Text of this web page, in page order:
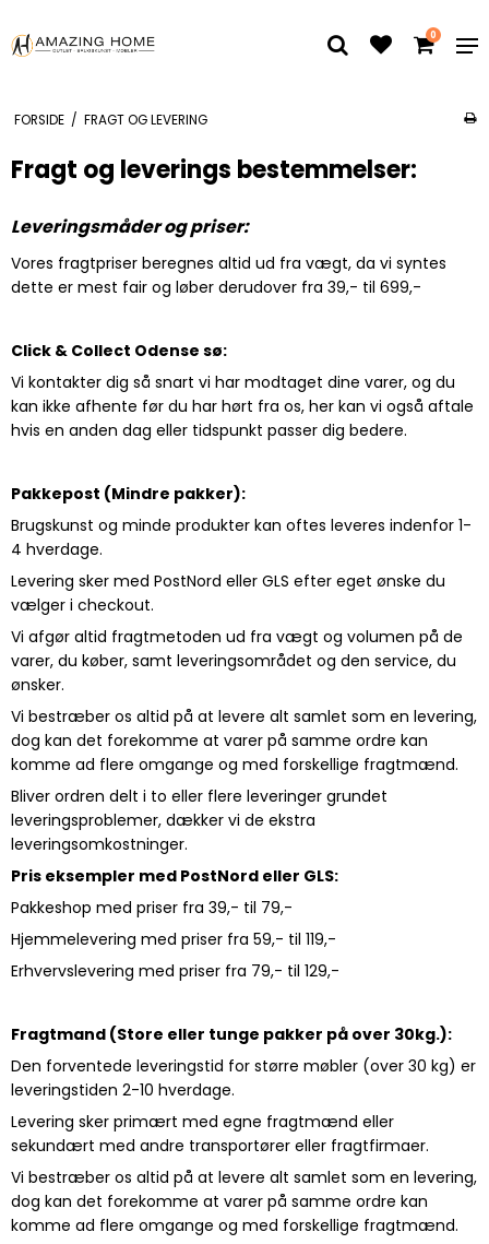
0
FORSIDE / FRAGT OG LEVERING
Fragt og leverings bestemmelser:
Leveringsmåder og priser:
Vores fragtpriser beregnes altid ud fra vægt, da vi syntes
dette er mest fair og løber derudover fra 39,- til 699,-
Click & Collect Odense sø:
Vi kontakter dig så snart vi har modtaget dine varer, og du
kan ikke afhente før du har hørt fra os, her kan vi også aftale
hvis en anden dag eller tidspunkt passer dig bedere.
Pakkepost (Mindre pakker):
Brugskunst og minde produkter kan oftes leveres indenfor 1-
4 hverdage.
Levering sker med PostNord eller GLS efter eget ønske du
vælger i checkout.
Vi afgør altid fragtmetoden ud fra vægt og volumen på de
varer, du køber, samt leveringsområdet og den service, du
ønsker.
Vi bestræber os altid på at levere alt samlet som en levering,
dog kan det forekomme at varer på samme ordre kan
komme ad flere omgange og med forskellige fragtmænd.
Bliver ordren delt i to eller flere leveringer grundet
leveringsproblemer, dækker vi de ekstra
leveringsomkostninger.
Pris eksempler med PostNord eller GLS:
Pakkeshop med priser fra 39,- til 79,-
Hjemmelevering med priser fra 59,- til 119,-
Erhvervslevering med priser fra 79,- til 129,-
Fragtmand (Store eller tunge pakker på over 30kg.):
Den forventede leveringstid for større møbler (over 30 kg) er
leveringstiden 2-10 hverdage.
Levering sker primært med egne fragtmænd eller
sekundært med andre transportører eller fragtfirmaer.
Vi bestræber os altid på at levere alt samlet som en levering,
dog kan det forekomme at varer på samme ordre kan
komme ad flere omgange og med forskellige fragtmænd.